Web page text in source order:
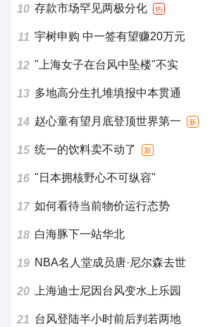
10 存款市场罕见两极分化 热
11 宇树申购 中一签有望赚20万元
12 "上海女子在台风中坠楼"不实
13 多地高分生扎堆填报中本贯通
14 赵心童有望月底登顶世界第一 新
15 统一的饮料卖不动了 新
16 "日本拥核野心不可纵容"
17 如何看待当前物价运行态势
18 白海豚下一站华北
19 NBA名人堂成员唐·尼尔森去世
20 上海迪士尼因台风变水上乐园
21 台风登陆半小时前后判若两地